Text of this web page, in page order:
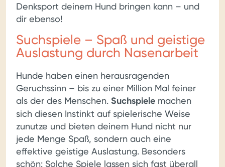
Denksport deinem Hund bringen kann – und
dir ebenso!
Suchspiele – Spaß und geistige
Auslastung durch Nasenarbeit
Hunde haben einen herausragenden
Geruchssinn – bis zu einer Million Mal feiner
als der des Menschen. Suchspiele machen
sich diesen Instinkt auf spielerische Weise
zunutze und bieten deinem Hund nicht nur
jede Menge Spaß, sondern auch eine
effektive geistige Auslastung. Besonders
schön: Solche Spiele lassen sich fast überall